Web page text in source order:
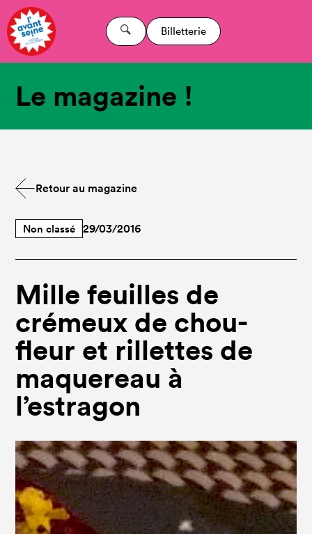
Billetterie
Le magazine !
Retour au magazine
Non classé 29/03/2016
Mille feuilles de
crémeux de chou-
fleur et rillettes de
maquereau à
l’estragon